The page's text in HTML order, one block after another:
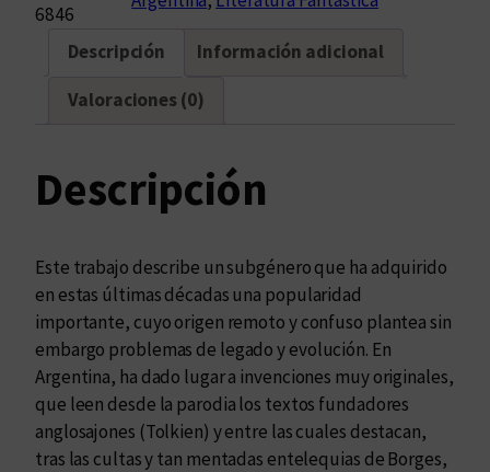
o
i
i
o
s
e
n
l
a
6846
Descripción Información adicional
Valoraciones (0)
Descripción
Este trabajo describe un subgénero que ha adquirido
en estas últimas décadas una popularidad
importante, cuyo origen remoto y confuso plantea sin
embargo problemas de legado y evolución. En
Argentina, ha dado lugar a invenciones muy originales,
que leen desde la parodia los textos fundadores
anglosajones (Tolkien) y entre las cuales destacan,
tras las cultas y tan mentadas entelequias de Borges,